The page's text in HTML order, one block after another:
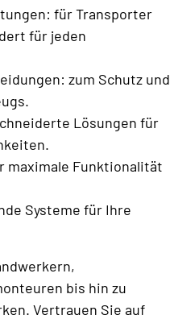
für Transporter
für jeden
zum Schutz und
Lösungen für
maximale Funktionalität
Systeme für Ihre
bis hin zu
Vertrauen Sie auf